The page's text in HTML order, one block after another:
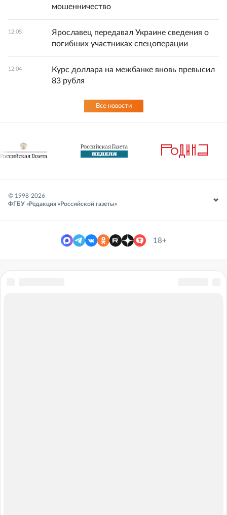
мошенничество
12:05
Ярославец передавал Украине сведения о
погибших участниках спецоперации
12:04
Курс доллара на межбанке вновь превысил
83 рубля
Все новости
© 1998-2026
ФГБУ «Редакция «Российской газеты»
18+